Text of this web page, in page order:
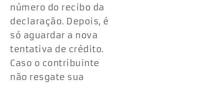
número do recibo da
declaração. Depois, é
só aguardar a nova
tentativa de crédito.
Caso o contribuinte
não resgate sua